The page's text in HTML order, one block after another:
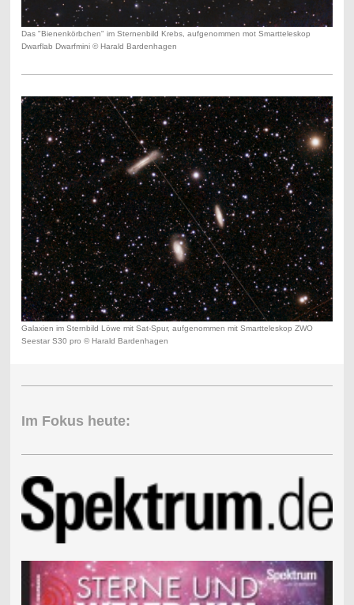
Das "Bienenkörbchen" im Sternenbild Krebs, aufgenommen mot Smartteleskop
Dwarflab Dwarfmini © Harald Bardenhagen
Galaxien im Sternbild Löwe mit Sat-Spur, aufgenommen mit Smartteleskop ZWO
Seestar S30 pro © Harald Bardenhagen
Im Fokus heute: